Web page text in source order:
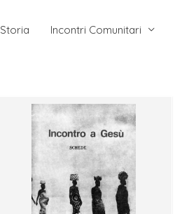
Storia Incontri Comunitari